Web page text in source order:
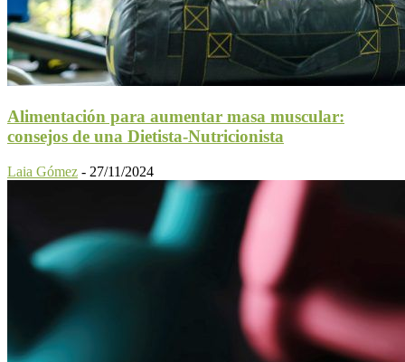
Alimentación para aumentar masa muscular:
consejos de una Dietista-Nutricionista
Laia Gómez - 27/11/2024